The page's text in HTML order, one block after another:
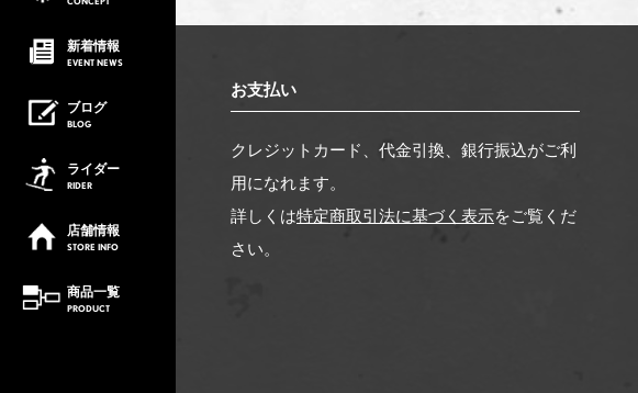
新着情報
EVENT NEWS
ブログ
BLOG
ライダー
RIDER
店舗情報
STORE INFO
商品一覧
PRODUCT
お支払い
クレジットカード、代金引換、銀行振込がご利
用になれます。
詳しくは特定商取引法に基づく表示をご覧くだ
さい。